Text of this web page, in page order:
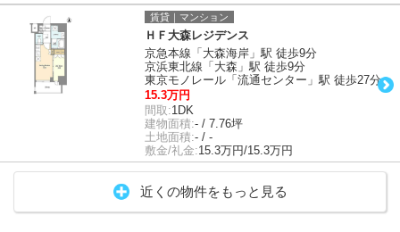
賃貸｜マンション
ＨＦ大森レジデンス
京急本線「大森海岸」駅 徒歩9分
京浜東北線「大森」駅 徒歩9分
東京モノレール「流通センター」駅 徒歩27分
15.3万円
間取:1DK
建物面積:- / 7.76坪
土地面積:- / -
敷金/礼金:15.3万円/15.3万円
近くの物件をもっと見る